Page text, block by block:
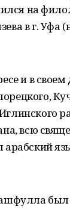
на
в г. Уфа
и в
всю
арабский